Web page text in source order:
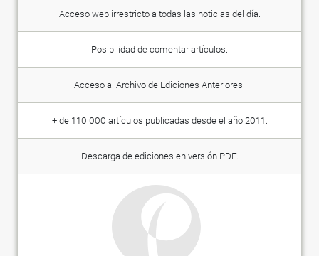
Acceso web irrestricto a todas las noticias del día.
Posibilidad de comentar artículos.
Acceso al Archivo de Ediciones Anteriores.
+ de 110.000 artículos publicadas desde el año 2011.
Descarga de ediciones en versión PDF.